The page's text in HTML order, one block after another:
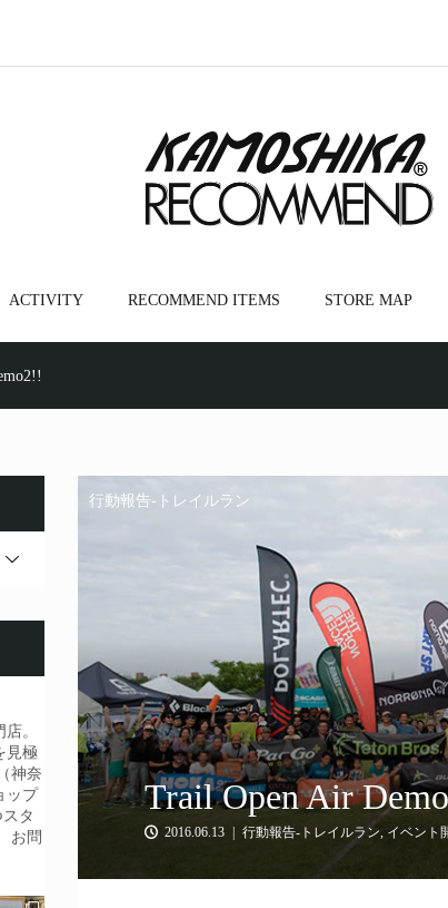
ACTIVITY RECOMMEND ITEMS STORE MAP
行動報告-トレイルラン
Trail Open Air
2016.06.13 行動報告-トレイルラン, イベント
。
見極
神奈
ップ
タ
お問